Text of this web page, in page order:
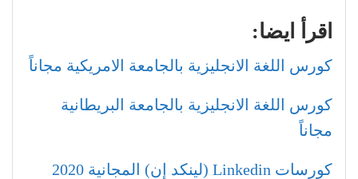
اقرأ ايضا:
كورس اللغة الانجليزية بالجامعة الامريكية مجاناً
كورس اللغة الانجليزية بالجامعة البريطانية
مجاناً
كورسات Linkedin (لينكد إن) المجانية 2020